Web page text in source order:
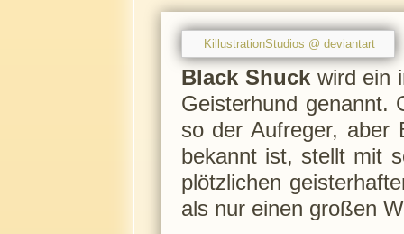
KillustrationStudios @ deviantart
Black Shuckwird ein
Geisterhund genannt.
so der Aufreger, aber
bekannt ist, stellt mit
plötzlichen
als nur einen großen